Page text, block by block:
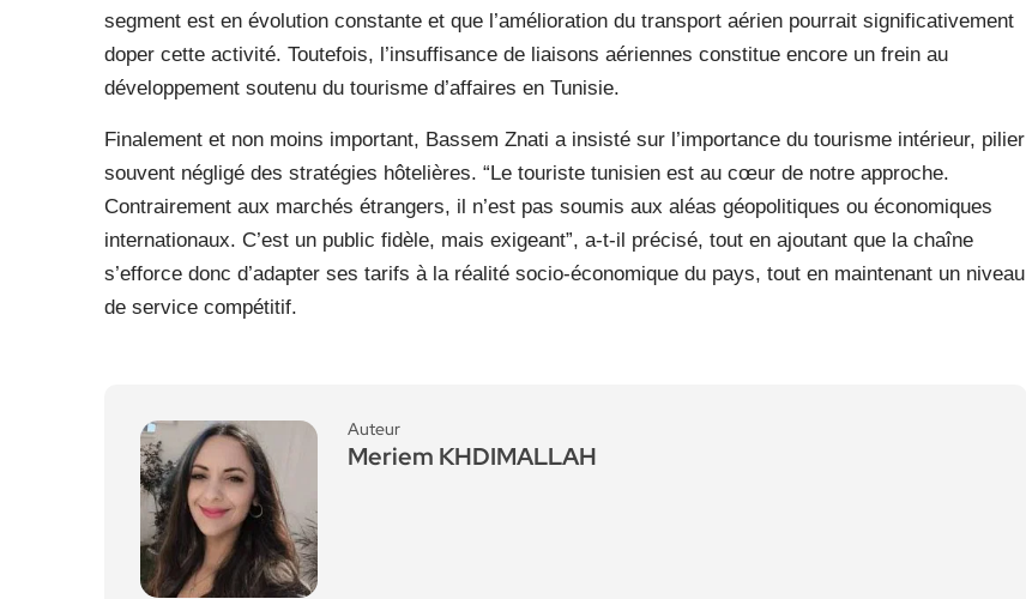
segment est en évolution constante et que l’amélioration du transport aérien pourrait significativement
doper cette activité. Toutefois, l’insuffisance de liaisons aériennes constitue encore un frein au
développement soutenu du tourisme d’affaires en Tunisie.
Finalement et non moins important, Bassem Znati a insisté sur l’importance du tourisme intérieur, pilier
souvent négligé des stratégies hôtelières. “Le touriste tunisien est au cœur de notre approche.
Contrairement aux marchés étrangers, il n’est pas soumis aux aléas géopolitiques ou économiques
internationaux. C’est un public fidèle, mais exigeant”, a-t-il précisé, tout en ajoutant que la chaîne
s’efforce donc d’adapter ses tarifs à la réalité socio-économique du pays, tout en maintenant un niveau
de service compétitif.
Auteur
Meriem KHDIMALLAH